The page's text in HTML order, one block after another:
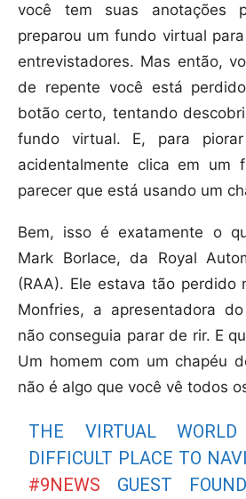
você tem suas anotações
preparou um fundo virtual
entrevistadores. Mas então,
de repente você está
botão certo, tentando
fundo virtual. E, para
acidentalmente clica em um
parecer que está usando um
Bem, isso é exatamente o
Mark Borlace, da Royal
(RAA). Ele estava tão perdido
Monfries, a apresentadora
não conseguia parar de rir. E
Um homem com um chapéu
não é algo que você vê todos
THE VIRTUAL
DIFFICULT PLACE TO
#9NEWS GUEST